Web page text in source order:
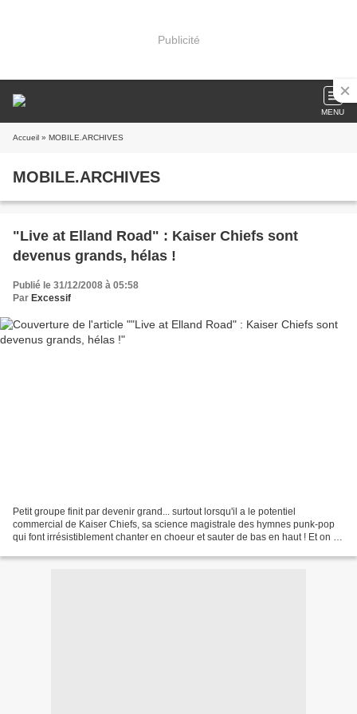
Publicité
MENU
Accueil » MOBILE.ARCHIVES
MOBILE.ARCHIVES
"Live at Elland Road" : Kaiser Chiefs sont
devenus grands, hélas !
Publié le 31/12/2008 à 05:58
Par Excessif
Petit groupe finit par devenir grand... surtout lorsqu'il a le potentiel
commercial de Kaiser Chiefs, sa science magistrale des hymnes punk-pop
qui font irrésistiblement chanter en choeur et sauter de bas en haut ! Et on se